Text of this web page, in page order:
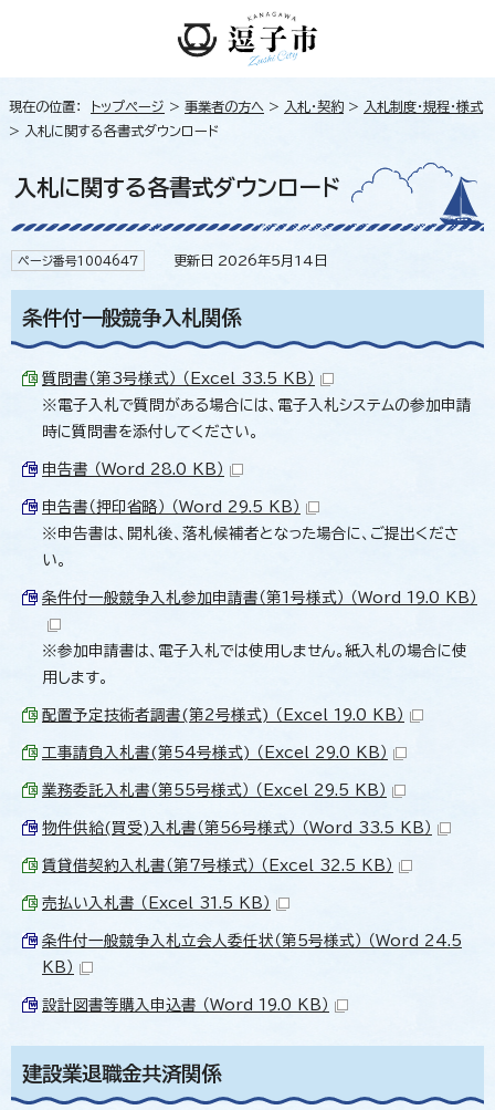
現在の位置： トップページ > 事業者の方へ > 入札・契約 >
入札制度・規程・様式
> 入札に関する各書式ダウンロード
入札に関する各書式ダウンロード
ページ番号1004647 更新日 2026年5月14日
条件付一般競争入札関係
質問書（第3号様式） （Excel 33.5 KB）
※電子入札で質問がある場合には、電子入札システムの参加申請
時に質問書を添付してください。
申告書 （Word 28.0 KB）
申告書（押印省略） （Word 29.5 KB）
※申告書は、開札後、落札候補者となった場合に、ご提出くださ
い。
条件付一般競争入札参加申請書（第1号様式） （Word 19.0 KB）
※参加申請書は、電子入札では使用しません。紙入札の場合に使
用します。
配置予定技術者調書(第2号様式) （Excel 19.0 KB）
工事請負入札書(第54号様式) （Excel 29.0 KB）
業務委託入札書（第55号様式） （Excel 29.5 KB）
物件供給(買受)入札書（第56号様式） （Word 33.5 KB）
賃貸借契約入札書（第7号様式） （Excel 32.5 KB）
売払い入札書 （Excel 31.5 KB）
条件付一般競争入札立会人委任状（第5号様式） （Word 24.5
KB）
設計図書等購入申込書 （Word 19.0 KB）
建設業退職金共済関係